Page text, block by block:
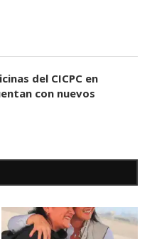
del CICPC en
con nuevos